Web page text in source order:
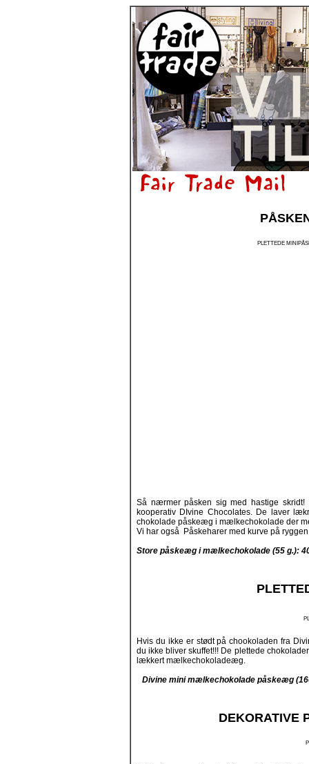
PLETTEDE
Så nærmer påsken sig med hastige
kooperativ DIvine Chocolates. De laver
chokolade påskeæg i mælkechokolade der
Vi har også Påskeharer med kurve på
Store påskeæg i mælkechokolade (55 g.):
Hvis du ikke er stødt på chookoladen fra
du ikke bliver skuffet!!! De plettede
lækkert mælkechokoladeæg.
Divine mini mælkechokolade påskeæg
DEKORATIVE